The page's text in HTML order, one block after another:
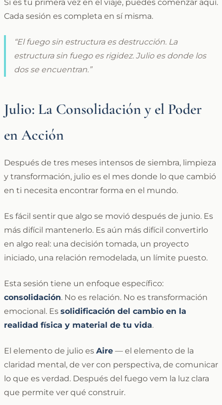
Si es tu primera vez en el viaje, puedes comenzar aquí.
Cada sesión es completa en sí misma.
“El fuego sin estructura es destrucción. La
estructura sin fuego es rigidez. Julio es donde los
dos se encuentran.”
Julio: La Consolidación y el Poder
en Acción
Después de tres meses intensos de siembra, limpieza
y transformación, julio es el mes donde lo que cambió
en ti necesita encontrar forma en el mundo.
Es fácil sentir que algo se movió después de junio. Es
más difícil mantenerlo. Es aún más difícil convertirlo
en algo real: una decisión tomada, un proyecto
iniciado, una relación remodelada, un límite puesto.
Esta sesión tiene un enfoque específico:
consolidación. No es relación. No es transformación
emocional. Es solidificación del cambio en la
realidad física y material de tu vida.
El elemento de julio es Aire — el elemento de la
claridad mental, de ver con perspectiva, de comunicar
lo que es verdad. Después del fuego vem la luz clara
que permite ver qué construir.